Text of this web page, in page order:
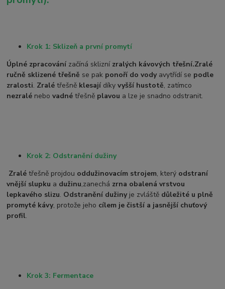
Krok 1: Sklizeň a první promytí
Úplné zpracování začíná sklizní zralých kávových třešní.Zralé
ručně sklizené třešně se pak ponoří do vody avytřídí se podle
zralosti. Zralé třešně klesají díkyvyšší hustotě, zatímco
nezralé nebovadné třešně plavou a lze je snadno odstranit.
Krok 2: Odstranění dužiny
Zralé třešně projdou oddužinovacím strojem, který odstraní
vnější slupku a dužinu,zanechá zrna obalená vrstvou
lepkavého slizu. Odstranění dužinyje zvláště důležité u plně
promyté kávy, protože jeho cílem je čistší a jasnější chuťový
profil.
Krok 3: Fermentace